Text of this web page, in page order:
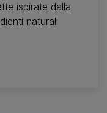
ispirate dalla
naturali